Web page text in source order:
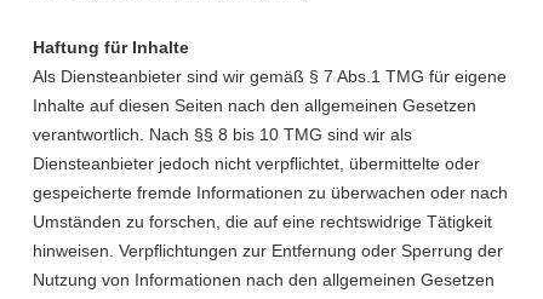
Haftung für Inhalte
Als Diensteanbieter sind wir gemäß § 7 Abs.1 TMG für eigene
Inhalte auf diesen Seiten nach den allgemeinen Gesetzen
verantwortlich. Nach §§ 8 bis 10 TMG sind wir als
Diensteanbieter jedoch nicht verpflichtet, übermittelte oder
gespeicherte fremde Informationen zu überwachen oder nach
Umständen zu forschen, die auf eine rechtswidrige Tätigkeit
hinweisen. Verpflichtungen zur Entfernung oder Sperrung der
Nutzung von Informationen nach den allgemeinen Gesetzen